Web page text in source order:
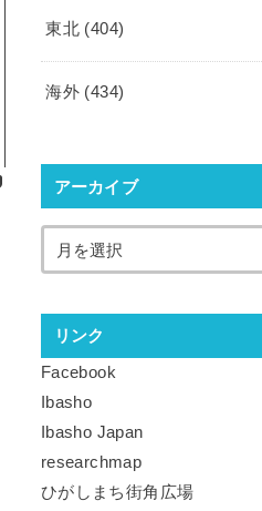
東北 (404)
海外 (434)
アーカイブ
リンク
Facebook
Ibasho
Ibasho Japan
researchmap
ひがしまち街角広場